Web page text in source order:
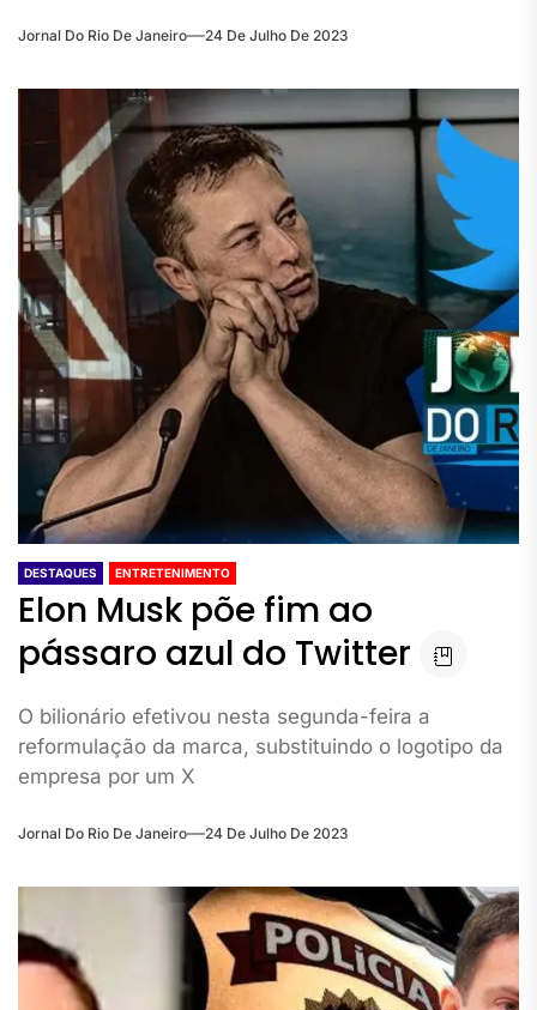
Jornal Do Rio De Janeiro 24 De Julho De 2023
DESTAQUES ENTRETENIMENTO
Elon Musk põe fim ao
pássaro azul do Twitter
O bilionário efetivou nesta segunda-feira a
reformulação da marca, substituindo o logotipo da
empresa por um X
Jornal Do Rio De Janeiro 24 De Julho De 2023